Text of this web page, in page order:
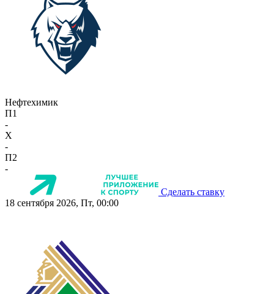
Нефтехимик
П1
-
X
-
П2
-
Сделать ставку
18 сентября 2026, Пт, 00:00